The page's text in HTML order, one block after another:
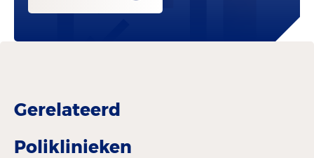
Gerelateerd
Poliklinieken